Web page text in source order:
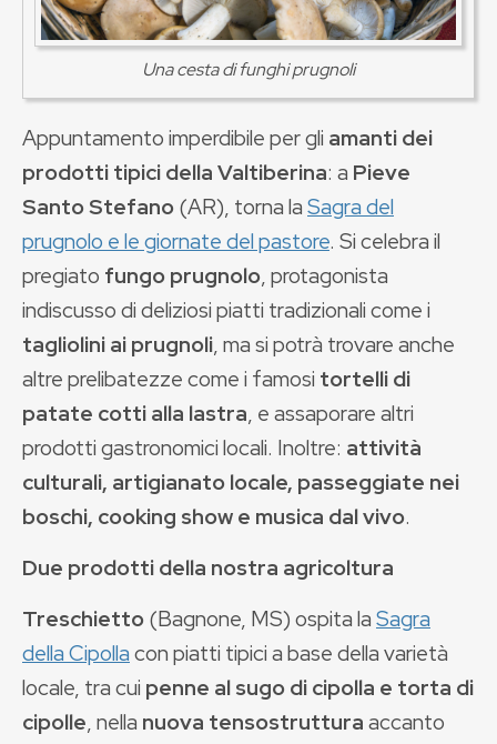
Una cesta di funghi prugnoli
Appuntamento imperdibile per gli amanti dei
prodotti tipici della Valtiberina: a Pieve
Santo Stefano(AR), torna laSagra del
prugnolo e le giornate del pastore. Si celebra il
pregiato fungo prugnolo, protagonista
indiscusso di deliziosi piatti tradizionali come i
tagliolini ai prugnoli, ma si potrà trovare anche
altre prelibatezze come i famosi tortelli di
patate cotti alla lastra, e assaporare altri
prodotti gastronomici locali. Inoltre: attività
culturali, artigianato locale, passeggiate nei
boschi, cooking show e musica dal vivo.
Due prodotti della nostra agricoltura
Treschietto(Bagnone, MS) ospita laSagra
della Cipollacon piatti tipici a base della varietà
locale, tra cui penne al sugo di cipolla e torta di
cipolle, nella nuova tensostrutturaaccanto